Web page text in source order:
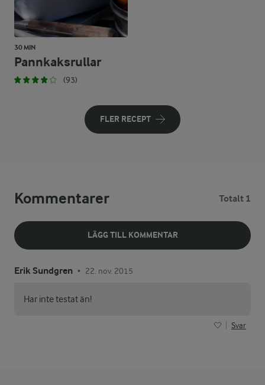
30 MIN
Pannkaksrullar
(93)
FLER RECEPT
Kommentarer Totalt 1
LÄGG TILL KOMMENTAR
Erik Sundgren • 22. nov. 2015
Har inte testat än!
Svar